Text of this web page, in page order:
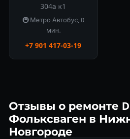
304а к1
🚇 Метро Автобус, 0
мин.
+7 901 417-03-19
Отзывы о ремонте
Фольксваген в
Новгороде